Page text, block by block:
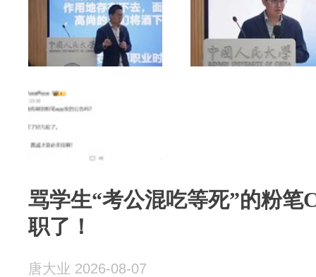
骂学生“考公混吃等死”的粉笔
职了！
唐大业 2026-08-07